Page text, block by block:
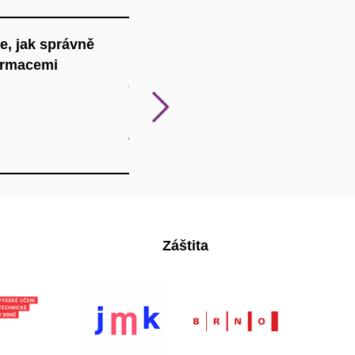
jak správně
organizace, lidi ví, co dělat.“
Magdalena Večerková
Amazon Logistic Prague s.r.o
Záštita